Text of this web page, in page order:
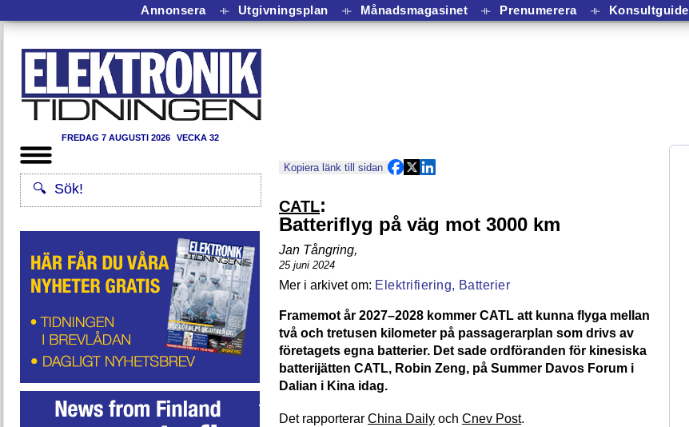
Annonsera ⟛ Utgivningsplan ⟛ Månadsmagasinet ⟛ Prenumerera ⟛ Konsultguide
FREDAG 7 AUGUSTI 2026 VECKA 32
Kopiera länk till sidan
CATL:
Batteriflyg på väg mot 3000 km
Jan Tångring,
25 juni 2024
Elektrifiering, Batterier
Framemot år 2027–2028 kommer CATL att kunna flyga mellan
två och tretusen kilometer på passagerarplan som drivs av
företagets egna batterier. Det sade ordföranden för kinesiska
batterijätten CATL, Robin Zeng, på Summer Davos Forum i
Dalian i Kina idag.
Det rapporterar China Daily och Cnev Post.